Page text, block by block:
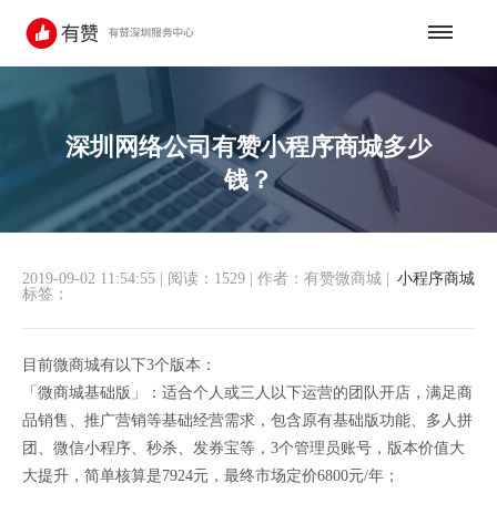
深圳网络公司有赞小程序商城多少
钱？
小程序商城
2019-09-02 11:54:55 阅读：1529 作者：有赞微商城
标签：
目前微商城有以下3个版本：
「微商城基础版」：适合个人或三人以下运营的团队开店，满足商
品销售、推广营销等基础经营需求，包含原有基础版功能、多人拼
团、微信小程序、秒杀、发券宝等，3个管理员账号，版本价值大
大提升，简单核算是7924元，最终市场定价6800元/年；